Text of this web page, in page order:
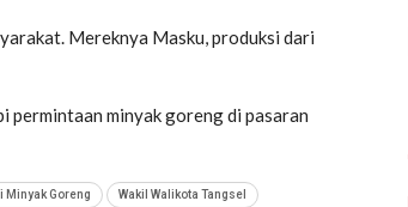
Mereknya Masku, produksi dari
permintaan minyak goreng di pasaran
Minyak Goreng Wakil Walikota Tangsel